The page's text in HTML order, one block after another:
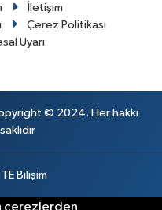
İletişim
Çerez Politikası
Uyarı
© 2024. Her hakkı
saklıdır
TE Bilişim
çerezlerden